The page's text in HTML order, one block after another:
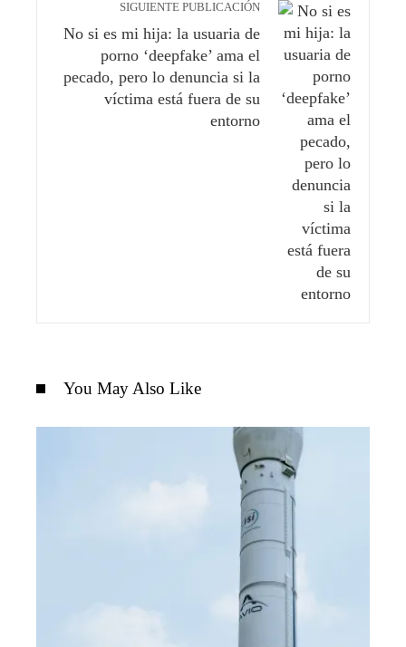
SIGUIENTE PUBLICACIÓN
No si es mi hija: la usuaria de
porno ‘deepfake’ ama el
pecado, pero lo denuncia si la
víctima está fuera de su
entorno
You May Also Like